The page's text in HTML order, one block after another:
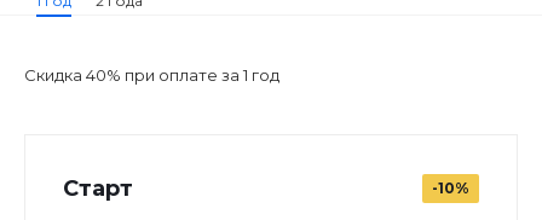
Скидка 40% при оплате за 1 год
Старт -10%